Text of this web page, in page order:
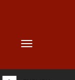
Toggle